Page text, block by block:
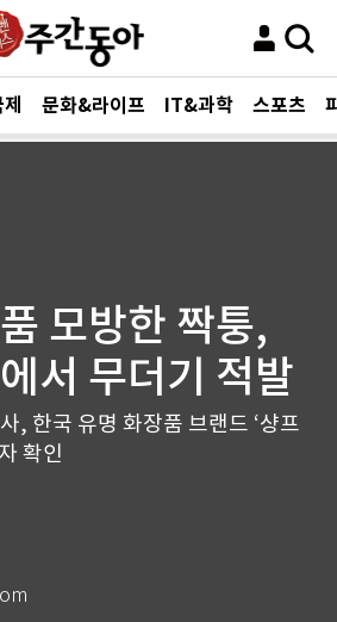
문화&라이프 IT&과학 스포츠
모방한 짝퉁,
서 무더기 적발
, 한국 유명 화장품 브랜드 ‘샹프
확인